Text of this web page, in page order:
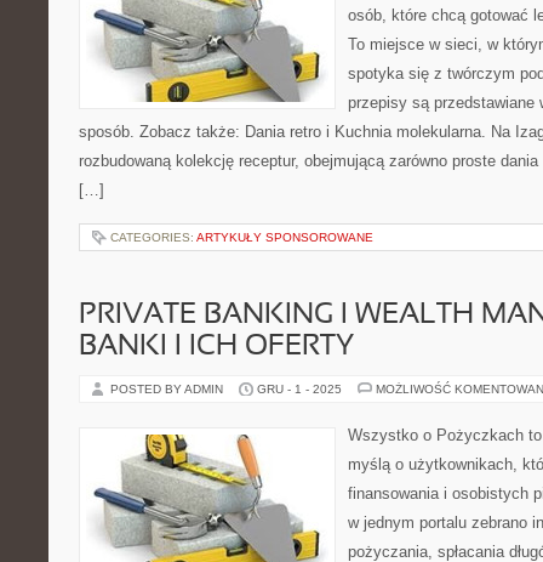
osób, które chcą gotować
To miejsce w sieci, w
spotyka się z twórczym
przepisy są przedstawiane
sposób. Zobacz także: Dania retro i Kuchnia molekularna. Na
rozbudowaną kolekcję receptur, obejmującą zarówno proste
[…]
CATEGORIES: ARTYKUŁY SPONSOROWANE
PRIVATE BANKING I WEALTH
BANKI I ICH OFERTY
POSTED BY ADMIN GRU - 1 - 2025 MOŻLIWOŚĆ
Wszystko o Pożyczkach
myślą o użytkownikach,
finansowania i osobistych
w jednym portalu zebrano
pożyczania, spłacania